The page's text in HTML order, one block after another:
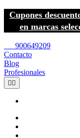
Cupones
en marcas
900649209
Contacto
Blog
Profesionales
 